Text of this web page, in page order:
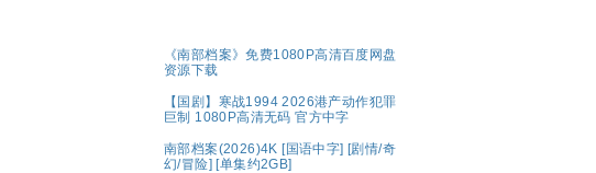
《南部档案》免费1080P高清百度网盘
资源下载
【国剧】寒战1994 2026港产动作犯罪
巨制 1080P高清无码 官方中字
南部档案(2026)4K [国语中字] [剧情/奇
幻/冒险] [单集约2GB]